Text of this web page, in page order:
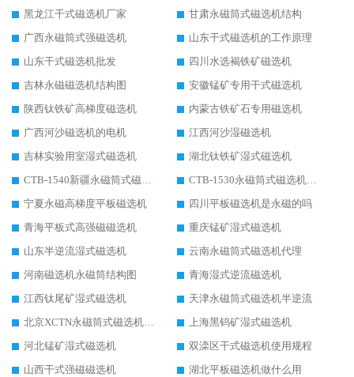
黑龙江干式磁选机厂家
甘肃永磁筒式磁选机结构
广西永磁筒式强磁选机
山东干式磁选机的工作原理
山东干式磁选机批发
四川水选褐铁矿磁选机
吉林永磁磁选机结构图
安徽锰矿专用干式磁选机
陕西钛铁矿高梯度磁选机
内蒙古铁矿石专用磁选机
广西河沙磁选机的电机
江西河沙湿磁选机
吉林实验用室湿式磁选机
湖北钛铁矿湿式磁选机
CTB-1540新疆永磁筒式磁选机
CTB-1530永磁筒式磁选机代理商
宁夏永磁高梯度平板磁选机
四川平板磁选机是永磁的吗
青海平板式高强磁磁选机
重庆锰矿湿式磁选机
山东半逆流湿式磁选机
云南永磁筒式磁选机代理
河南磁选机永磁筒结构图
青海湿式逆流磁选机
江西钛尾矿湿式磁选机
天津永磁筒式磁选机半逆流
北京XCTN永磁筒式磁选机磁块位置
上海黑钨矿湿式磁选机
河北锰矿湿式磁选机
双滦区干式磁选机使用规程
山西干式强磁磁选机
湖北平板磁选机做什么用